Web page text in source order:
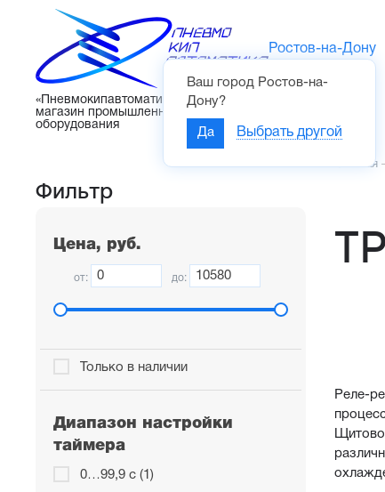
«Пневмокипавтоматика» – интернет-
магазин промышленного
оборудования
Ростов-на-Дону
Ваш город Ростов-на-
Дону?
Да Выбрать другой
Фильтр
Цена, руб.
от: до:
Только в наличии
Диапазон настройки
таймера
0…99,9 с (1)
Главная
Реле-